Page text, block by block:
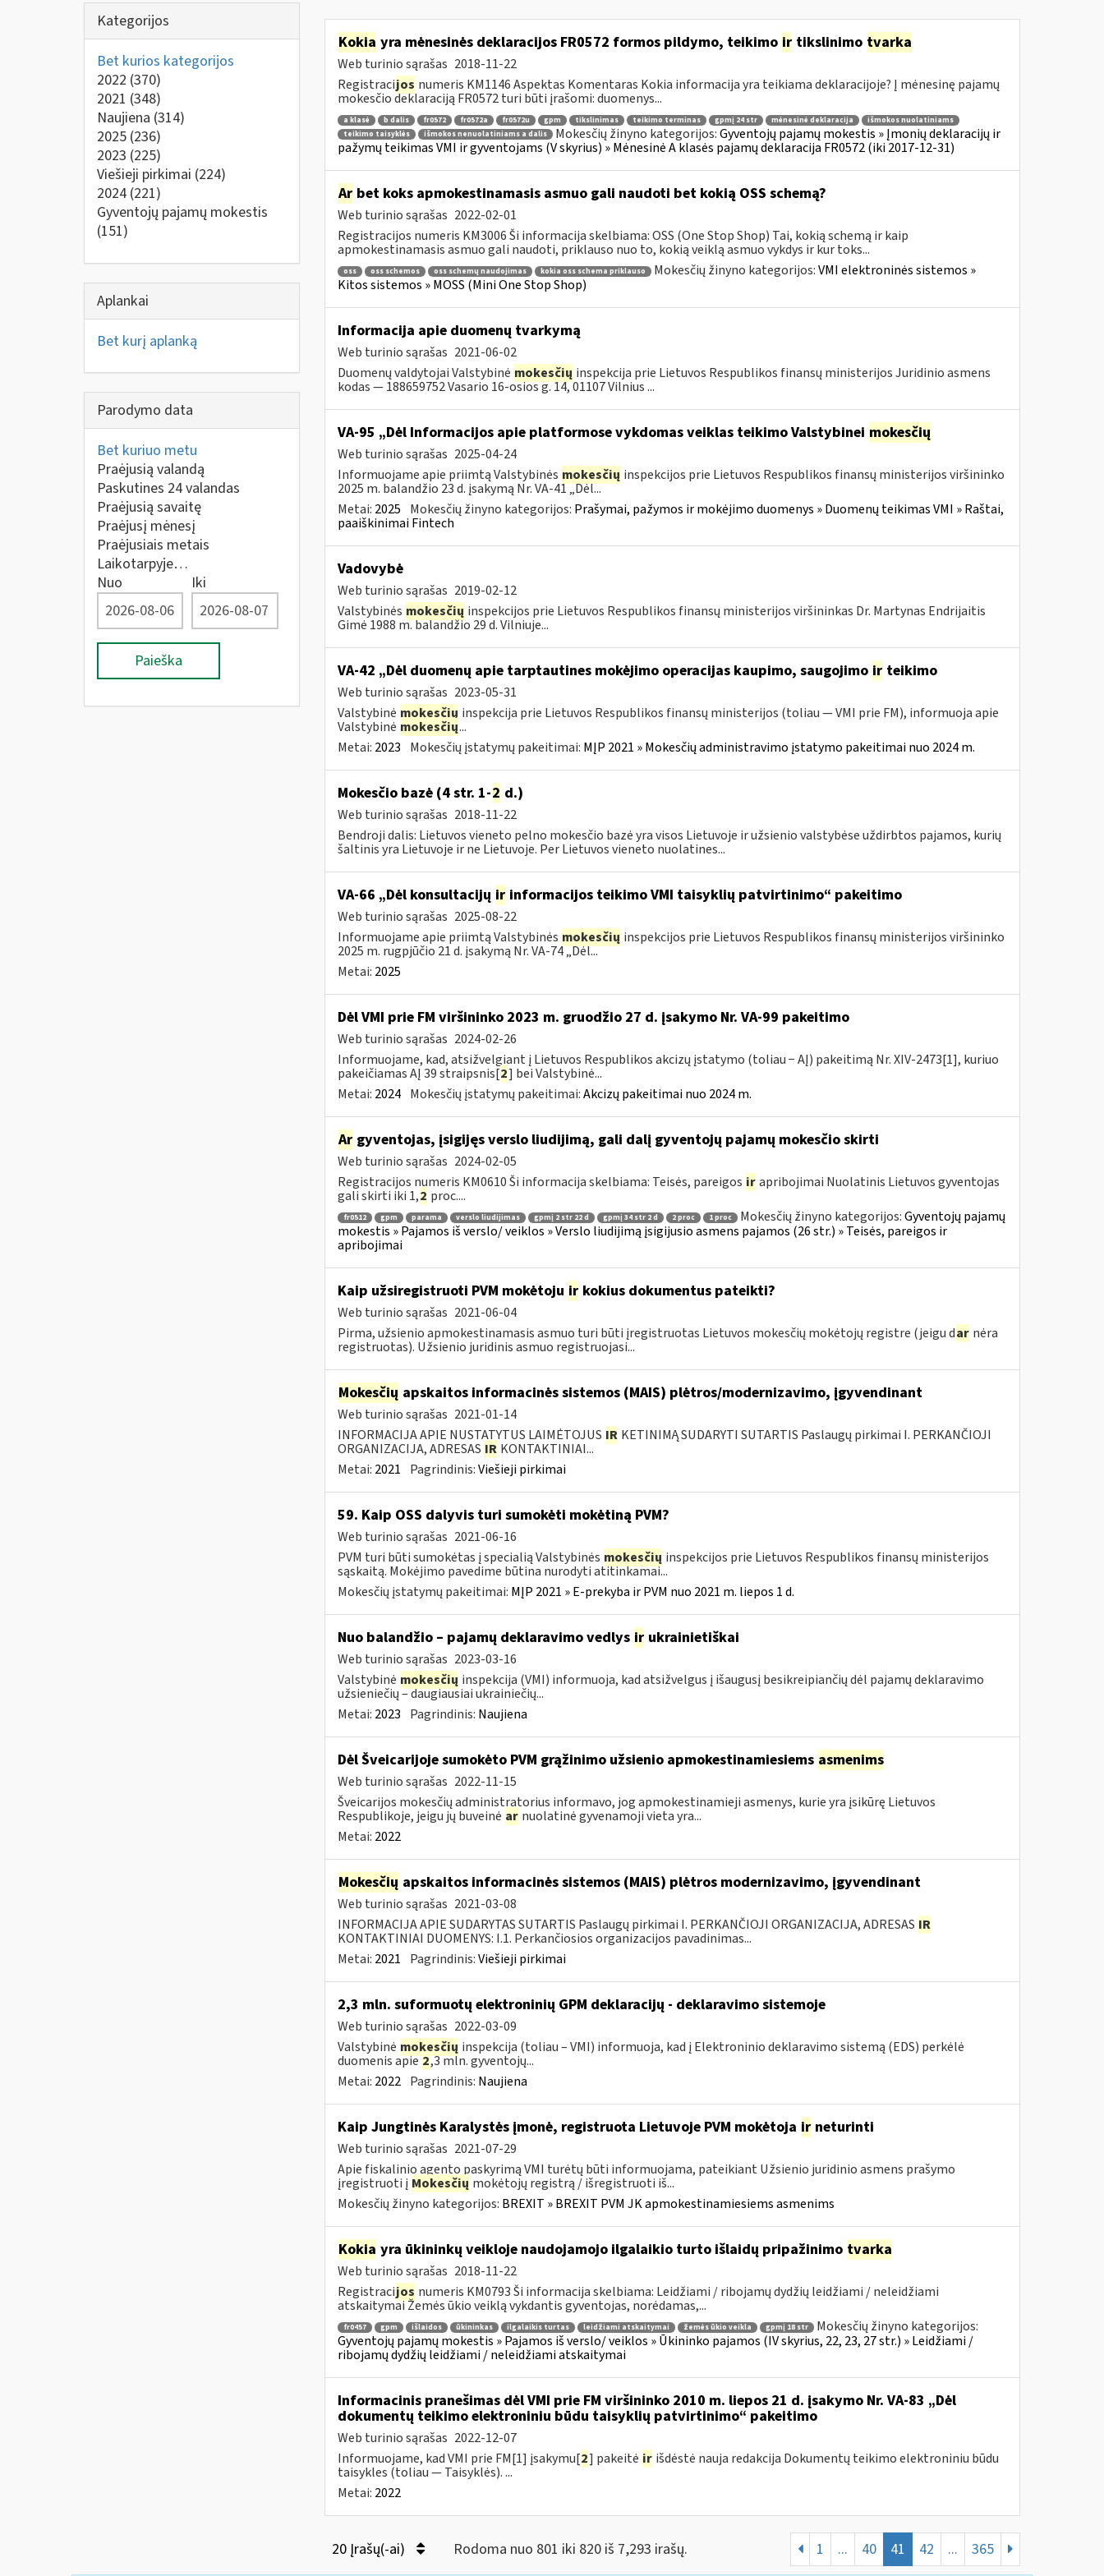
Kategorijos
Bet kurios kategorijos
2022 (370)
2021 (348)
Naujiena (314)
2025 (236)
2023 (225)
Viešieji pirkimai (224)
2024 (221)
Gyventojų pajamų mokestis
(151)
Aplankai
Bet kurį aplanką
Parodymo data
Bet kuriuo metu
Praėjusią valandą
Paskutines 24 valandas
Praėjusią savaitę
Praėjusį mėnesį
Praėjusiais metais
Laikotarpyje…
Nuo
Iki
Paieška
Kokia yra mėnesinės deklaracijos FR0572 formos pildymo, teikimo irtikslinimo tvarka
Web turinio sąrašas 2018-11-22
Registracijos numeris KM1146 Aspektas Komentaras Kokia informacija yra teikiama deklaracijoje? Į mėnesinę pajamų
mokesčio deklaraciją FR0572 turi būti įrašomi: duomenys...
a klasė b dalis fr0572 fr0572a fr0572u gpm tikslinimas teikimo terminas gpmį 24 str mėnesinė deklaracija
išmokos nuolatiniams
teikimo taisyklės
išmokos nenuolatiniams a dalis Mokesčių žinyno kategorijos:Gyventojų pajamų mokestis » Įmonių deklaracijų ir
pažymų teikimas VMI ir gyventojams (V skyrius) » Mėnesinė A klasės pajamų deklaracija FR0572 (iki 2017-12-31)
Arbet koks apmokestinamasis asmuo gali naudoti bet kokią OSS schemą?
Web turinio sąrašas 2022-02-01
Registracijos numeris KM3006 Ši informacija skelbiama: OSS (One Stop Shop) Tai, kokią schemą ir kaip
apmokestinamasis asmuo gali naudoti, priklauso nuo to, kokią veiklą asmuo vykdys ir kur toks...
oss oss schemos oss schemų naudojimas kokia oss schema priklauso Mokesčių žinyno kategorijos:VMI elektroninės sistemos »
Kitos sistemos » MOSS (Mini One Stop Shop)
Informacija apie duomenų tvarkymą
Web turinio sąrašas 2021-06-02
Duomenų valdytojai Valstybinė mokesčių inspekcija prie Lietuvos Respublikos finansų ministerijos Juridinio asmens
kodas — 188659752 Vasario 16-osios g. 14, 01107 Vilnius ...
VA-95 „Dėl Informacijos apie platformose vykdomas veiklas teikimo Valstybinei mokesčių
Web turinio sąrašas 2025-04-24
Informuojame apie priimtą Valstybinės mokesčių inspekcijos prie Lietuvos Respublikos finansų ministerijos viršininko
2025 m. balandžio 23 d. įsakymą Nr. VA-41 „Dėl...
Metai: 2025 Mokesčių žinyno kategorijos: Prašymai, pažymos ir mokėjimo duomenys » Duomenų teikimas VMI » Raštai,
paaiškinimai Fintech
Vadovybė
Web turinio sąrašas 2019-02-12
Valstybinės mokesčių inspekcijos prie Lietuvos Respublikos finansų ministerijos viršininkas Dr. Martynas Endrijaitis
Gimė 1988 m. balandžio 29 d. Vilniuje...
VA-42 „Dėl duomenų apie tarptautines mokėjimo operacijas kaupimo, saugojimo irteikimo
Web turinio sąrašas 2023-05-31
Valstybinė mokesčių inspekcija prie Lietuvos Respublikos finansų ministerijos (toliau ― VMI prie FM), informuoja apie
Valstybinė mokesčių...
Metai: 2023 Mokesčių įstatymų pakeitimai: MĮP 2021 » Mokesčių administravimo įstatymo pakeitimai nuo 2024 m.
Mokesčio bazė (4 str. 1-2 d.)
Web turinio sąrašas 2018-11-22
Bendroji dalis: Lietuvos vieneto pelno mokesčio bazė yra visos Lietuvoje ir užsienio valstybėse uždirbtos pajamos, kurių
šaltinis yra Lietuvoje ir ne Lietuvoje. Per Lietuvos vieneto nuolatines...
VA-66 „Dėl konsultacijų irinformacijos teikimo VMI taisyklių patvirtinimo“ pakeitimo
Web turinio sąrašas 2025-08-22
Informuojame apie priimtą Valstybinės mokesčių inspekcijos prie Lietuvos Respublikos finansų ministerijos viršininko
2025 m. rugpjūčio 21 d. įsakymą Nr. VA-74 „Dėl...
Metai: 2025
Dėl VMI prie FM viršininko 2023 m. gruodžio 27 d. įsakymo Nr. VA-99 pakeitimo
Web turinio sąrašas 2024-02-26
Informuojame, kad, atsižvelgiant į Lietuvos Respublikos akcizų įstatymo (toliau − AĮ) pakeitimą Nr. XIV-2473[1], kuriuo
pakeičiamas AĮ 39 straipsnis[2] bei Valstybinė...
Metai: 2024 Mokesčių įstatymų pakeitimai:Akcizų pakeitimai nuo 2024 m.
Argyventojas, įsigijęs verslo liudijimą, gali dalį gyventojų pajamų mokesčio skirti
Web turinio sąrašas 2024-02-05
Registracijos numeris KM0610 Ši informacija skelbiama: Teisės, pareigos ir apribojimai Nuolatinis Lietuvos gyventojas
gali skirti iki 1,2 proc....
fr0512 gpm parama verslo liudijimas gpmį 2 str 22 d gpmį 34 str 2 d 2 proc 1 proc Mokesčių žinyno kategorijos:Gyventojų pajamų
mokestis » Pajamos iš verslo/ veiklos » Verslo liudijimą įsigijusio asmens pajamos (26 str.) » Teisės, pareigos ir
apribojimai
Kaip užsiregistruoti PVM mokėtoju irkokius dokumentus pateikti?
Web turinio sąrašas 2021-06-04
Pirma, užsienio apmokestinamasis asmuo turi būti įregistruotas Lietuvos mokesčių mokėtojų registre (jeigu dar nėra
registruotas). Užsienio juridinis asmuo registruojasi...
Mokesčių apskaitos informacinės sistemos (MAIS) plėtros/modernizavimo, įgyvendinant
Web turinio sąrašas 2021-01-14
INFORMACIJA APIE NUSTATYTUS LAIMĖTOJUS IR KETINIMĄ SUDARYTI SUTARTIS Paslaugų pirkimai I. PERKANČIOJI
ORGANIZACIJA, ADRESAS IR KONTAKTINIAI...
Metai: 2021 Pagrindinis:Viešieji pirkimai
59. Kaip OSS dalyvis turi sumokėti mokėtiną PVM?
Web turinio sąrašas 2021-06-16
PVM turi būti sumokėtas į specialią Valstybinės mokesčių inspekcijos prie Lietuvos Respublikos finansų ministerijos
sąskaitą. Mokėjimo pavedime būtina nurodyti atitinkamai...
Mokesčių įstatymų pakeitimai: MĮP 2021 » E-prekyba ir PVM nuo 2021 m. liepos 1 d.
Nuo balandžio – pajamų deklaravimo vedlys irukrainietiškai
Web turinio sąrašas 2023-03-16
Valstybinė mokesčių inspekcija (VMI) informuoja, kad atsižvelgus į išaugusį besikreipiančių dėl pajamų deklaravimo
užsieniečių – daugiausiai ukrainiečių...
Metai: 2023 Pagrindinis: Naujiena
Dėl Šveicarijoje sumokėto PVM grąžinimo užsienio apmokestinamiesiems asmenims
Web turinio sąrašas 2022-11-15
Šveicarijos mokesčių administratorius informavo, jog apmokestinamieji asmenys, kurie yra įsikūrę Lietuvos
Respublikoje, jeigu jų buveinė ar nuolatinė gyvenamoji vieta yra...
Metai: 2022
Mokesčių apskaitos informacinės sistemos (MAIS) plėtros modernizavimo, įgyvendinant
Web turinio sąrašas 2021-03-08
INFORMACIJA APIE SUDARYTAS SUTARTIS Paslaugų pirkimai I. PERKANČIOJI ORGANIZACIJA, ADRESAS IR
KONTAKTINIAI DUOMENYS: I.1. Perkančiosios organizacijos pavadinimas...
Metai: 2021 Pagrindinis:Viešieji pirkimai
2,3 mln. suformuotų elektroninių GPM deklaracijų - deklaravimo sistemoje
Web turinio sąrašas 2022-03-09
Valstybinė mokesčių inspekcija (toliau – VMI) informuoja, kad į Elektroninio deklaravimo sistemą (EDS) perkėlė
duomenis apie2,3 mln. gyventojų...
Metai: 2022 Pagrindinis: Naujiena
Kaip Jungtinės Karalystės įmonė, registruota Lietuvoje PVM mokėtoja irneturinti
Web turinio sąrašas 2021-07-29
Apie fiskalinio agento paskyrimą VMI turėtų būti informuojama, pateikiant Užsienio juridinio asmens prašymo
įregistruoti į Mokesčių mokėtojų registrą / išregistruoti iš...
Mokesčių žinyno kategorijos: BREXIT » BREXIT PVM JK apmokestinamiesiems asmenims
Kokia yra ūkininkų veikloje naudojamojo ilgalaikio turto išlaidų pripažinimo tvarka
Web turinio sąrašas 2018-11-22
Registracijos numeris KM0793 Ši informacija skelbiama: Leidžiami / ribojamų dydžių leidžiami / neleidžiami
atskaitymai Žemės ūkio veiklą vykdantis gyventojas, norėdamas,...
fr0457 gpm išlaidos ūkininkas ilgalaikis turtas leidžiami atskaitymai žemės ūkio veikla gpmį 18 str
Mokesčių žinyno kategorijos:
Gyventojų pajamų mokestis » Pajamos iš verslo/ veiklos » Ūkininko pajamos (IV skyrius, 22, 23, 27 str.) » Leidžiami /
ribojamų dydžių leidžiami / neleidžiami atskaitymai
Informacinis pranešimas dėl VMI prie FM viršininko 2010 m. liepos 21 d. įsakymo Nr. VA-83 „Dėl
dokumentų teikimo elektroniniu būdu taisyklių patvirtinimo“ pakeitimo
Web turinio sąrašas 2022-12-07
Informuojame, kad VMI prie FM[1] įsakymu[2] pakeitė ir išdėstė nauja redakcija Dokumentų teikimo elektroniniu būdu
taisykles (toliau — Taisyklės). ...
Metai: 2022
20 Įrašų(-ai) Rodoma nuo 801 iki 820 iš 7,293 irašų. 1 ... 40 41 42 ... 365